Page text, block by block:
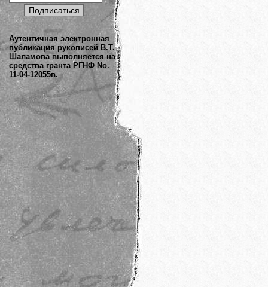
Аутентичная электронная
публикация рукописей В.Т.
Шаламова выполняется на
средства гранта РГНФ No.
11-04-12055в.